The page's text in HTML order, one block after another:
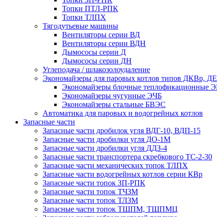
Топки ПТЛ-РПК
Топки ТЛПХ
Тягодутьевые машины
Вентиляторы серии ВД
Вентиляторы серии ВДН
Дымососы серии Д
Дымососы серии ДН
Углеподача / шлакозолоудаление
Экономайзеры для паровых котлов типов ДКВр,
Экономайзеры блочные теплофикационные
Экономайзеры чугунные ЭЧБ
Экономайзеры стальные БВЭС
Автоматика для паровых и водогрейных котлов
Запасные части
Запасные части дробилок угля ВДГ-10, ВДП-15
Запасные части дробилки угля ДО-1М
Запасные части дробилки угля ДДЗ-4
Запасные части транспортера скребкового ТС-2-30
Запасные части механических топок ТЛПХ
Запасные части водогрейных котлов серии КВр
Запасные части топок ЗП-РПК
Запасные части топок ТЧЗМ
Запасные части топок ТЛЗМ
Запасные части топок ТШПМ, ТШПМЦ